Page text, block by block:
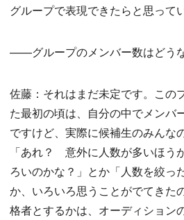
グループで表現できたらと思って
——グループのメンバー数はどう
佐藤：それはまだ未定です。この
た最初の頃は、自分の中でメンバ
ですけど、実際に候補生のみんな
「あれ？ 意外に人数が多いほう
ろいのかな？」とか「人数を絞っ
か、いろいろ思うことがでてきた
格者とするかは、オーディション